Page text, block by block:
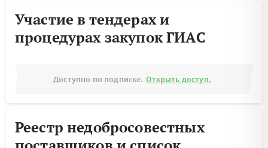
Участие в тендерах и
процедурах закупок ГИАС
Доступно по подписке. Открыть доступ.
Реестр недобросовестных